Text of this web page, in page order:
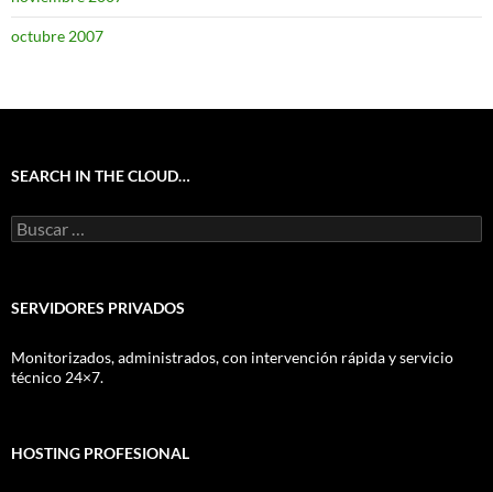
octubre 2007
SEARCH IN THE CLOUD…
Buscar:
SERVIDORES PRIVADOS
Monitorizados, administrados, con intervención rápida y servicio
técnico 24×7.
HOSTING PROFESIONAL